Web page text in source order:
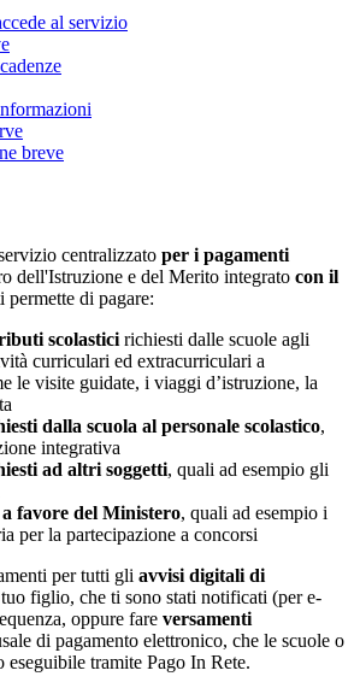
al servizio
breve
centralizzato per i pagamenti
dell'Istruzione e del Merito integrato con il
permette di pagare:
scolastici richiesti dalle scuole agli
curriculari ed extracurriculari a
le visite guidate, i viaggi d’istruzione, la
dalla scuola al personale scolastico,
integrativa
ad altri soggetti, quali ad esempio gli
favore del Ministero, quali ad esempio i
per la partecipazione a concorsi
per tutti gli avvisi digitali di
figlio, che ti sono stati notificati (per e-
oppure fare versamenti
di pagamento elettronico, che le scuole o
tramite Pago In Rete.